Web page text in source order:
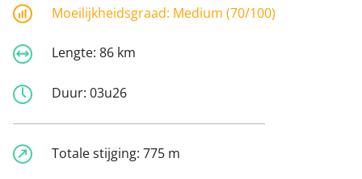
Moeilijkheidsgraad: Medium (70/100)
Lengte: 86 km
Duur: 03u26
Totale stijging: 775 m